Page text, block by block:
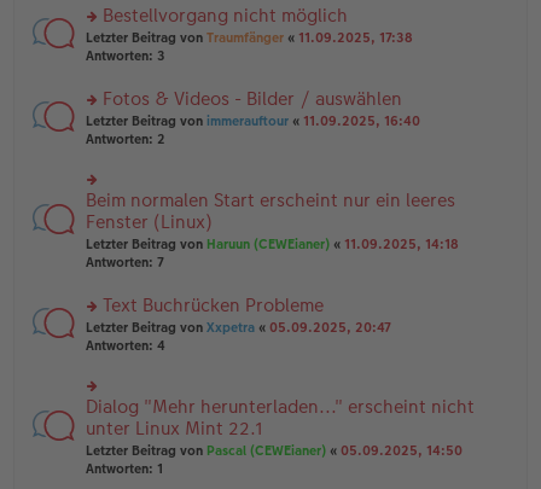
tr
a
g
e
n
er
tr
a
g
n
g
el
e
n
er
tr
a
g
rs
te
n
g
el
e
n
er
B
ei
tr
g
Bestellvorgang nicht möglich
Letzter Beitrag von Traumfänger « 11.09.2025, 17:38
Antworten: 3
rs
te
u
n
g
el
es
e
er
B
ei
tr
g
Fotos & Videos - Bilder / auswählen
Letzter Beitrag von immerauftour « 11.09.2025, 16:40
Antworten: 2
rs
te
r
u
n
el
es
e
er
B
ei
tr
a
g
Beim normalen Start erscheint nur ein leeres
Fenster (Linux)
Letzter Beitrag von Haruun (CEWEianer) « 11.09.2025, 14:18
Antworten: 7
rs
te
u
n
g
el
es
e
Text Buchrücken Probleme
Letzter Beitrag von Xxpetra « 05.09.2025, 20:47
Antworten: 4
rs
te
r
u
n
Dialog "Mehr herunterladen..." erscheint nicht
unter Linux Mint 22.1
Letzter Beitrag von Pascal (CEWEianer) « 05.09.2025, 14:50
Antworten: 1